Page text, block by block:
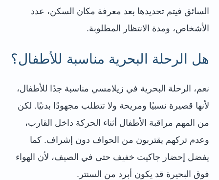
السائق فيتم تحديدها بعد معرفة مكان السكن، عدد
الأشخاص، ومدة الانتظار المطلوبة.
هل الرحلة البحرية مناسبة للأطفال؟
نعم، الرحلة البحرية في زيلامسي مناسبة جدًا للأطفال،
لأنها قصيرة نسبيًا ومريحة ولا تتطلب مجهودًا بدنيًا. لكن
من المهم مراقبة الأطفال أثناء الحركة داخل القارب،
وعدم تركهم يقتربون من الحواف دون إشراف. كما
يفضل إحضار جاكيت خفيف حتى في الصيف، لأن الهواء
فوق البحيرة قد يكون أبرد من السنتر.